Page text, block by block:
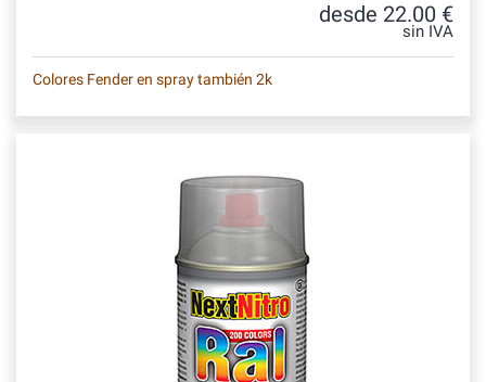
desde 22.00 €
sin IVA
Colores Fender en spray también 2k